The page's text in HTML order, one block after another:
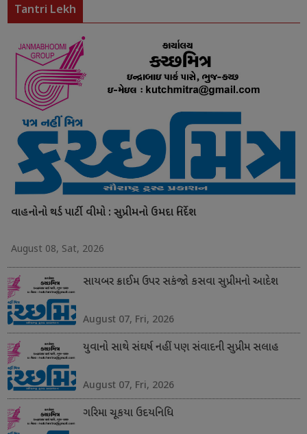
Tantri Lekh
વાહનોનો થર્ડ પાર્ટી વીમો : સુપ્રીમનો ઉમદા નિર્દેશ
August 08, Sat, 2026
સાયબર ક્રાઈમ ઉપર સકંજો કસવા સુપ્રીમનો આદેશ
August 07, Fri, 2026
યુવાનો સાથે સંઘર્ષ નહીં પણ સંવાદની સુપ્રીમ સલાહ
August 07, Fri, 2026
ગરિમા ચૂકયા ઉદયનિધિ